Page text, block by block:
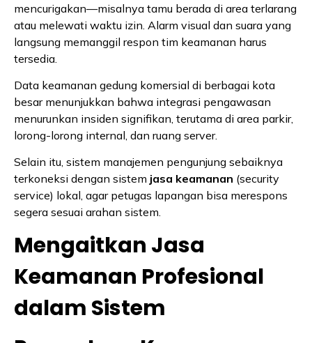
mencurigakan—misalnya tamu berada di area terlarang
atau melewati waktu izin. Alarm visual dan suara yang
langsung memanggil respon tim keamanan harus
tersedia.
Data keamanan gedung komersial di berbagai kota
besar menunjukkan bahwa integrasi pengawasan
menurunkan insiden signifikan, terutama di area parkir,
lorong-lorong internal, dan ruang server.
Selain itu, sistem manajemen pengunjung sebaiknya
terkoneksi dengan sistem jasa keamanan (security
service) lokal, agar petugas lapangan bisa merespons
segera sesuai arahan sistem.
Mengaitkan Jasa
Keamanan Profesional
dalam Sistem